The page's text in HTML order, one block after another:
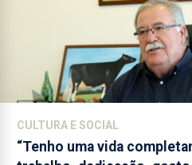
CULTURA E SOCIAL
“Tenho uma vida